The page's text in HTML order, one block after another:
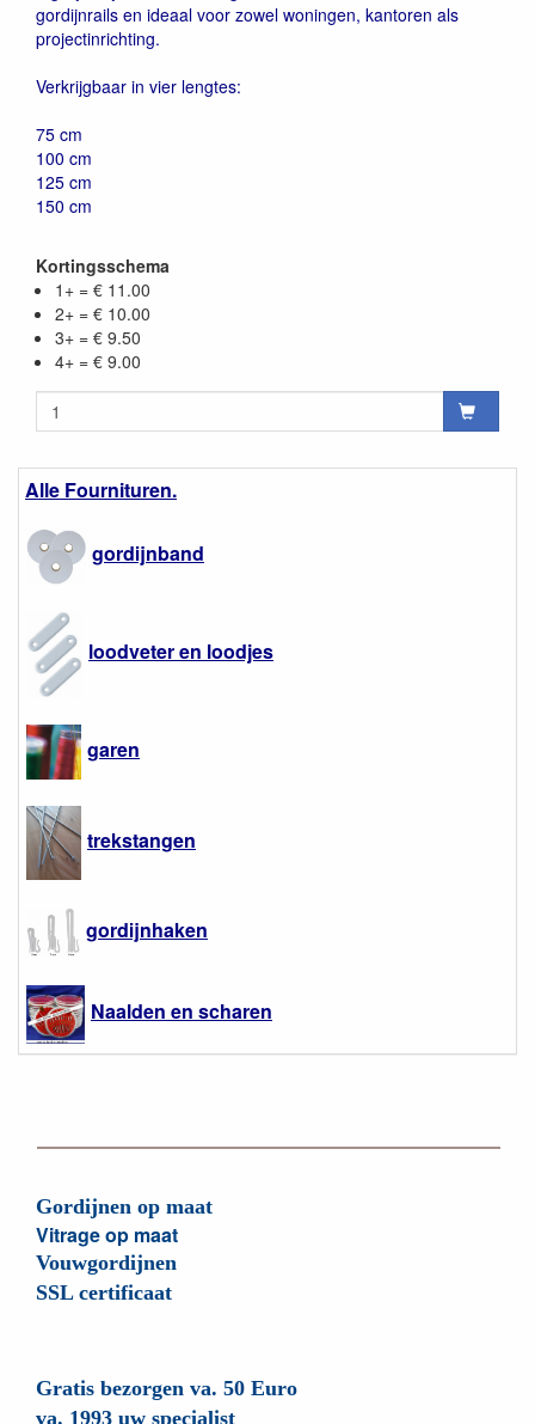
Alle Fournituren.
gordijnband
loodveter en loodjes
garen
trekstangen
gordijnhaken
Naalden en scharen
gordijnrails en ideaal voor zowel woningen, kantoren als
projectinrichting.
Verkrijgbaar in vier lengtes:
75 cm
100 cm
125 cm
150 cm
Kortingsschema
1+ = € 11.00
2+ = € 10.00
3+ = € 9.50
4+ = € 9.00
Gordijnen op maat
Vitrage op maat
Vouwgordijnen
SSL certificaat
Gratis bezorgen va. 50 Euro
va. 1993 uw specialist